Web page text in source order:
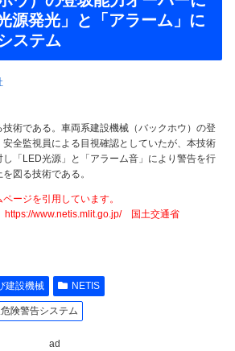
源発光」と「アラーム」に
ステム
術である。車両系建設機械（バックホウ）の登
全監視員による目視確認としていたが、本技術
「LED光源」と「アラーム音」により警告を行
図る技術である。
ージを引用しています。
https://www.netis.mlit.go.jp/ 国土交通省
建設機械 NETIS
険警告システム
ad